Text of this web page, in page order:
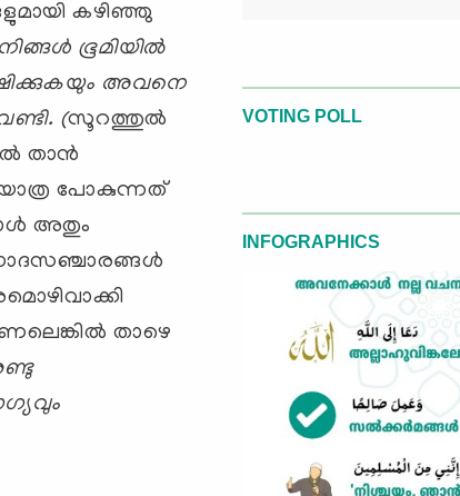
കഴിഞ്ഞു
ഭൂമിയില്‍
അവനെ
(സൂറത്തുല്‍
താന്‍
പോകുന്നത്
അതും
താഴെ
VOTING POLL
INFOGRAPHICS